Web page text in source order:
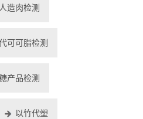
人造肉检测
可可脂检测
产品检测
以竹代塑